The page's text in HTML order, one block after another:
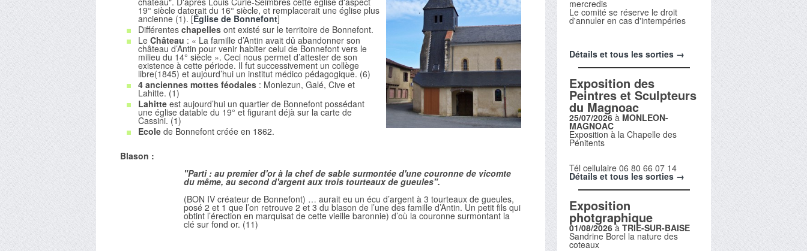
19° siècle daterait du 16° siècle, et remplacerait une église plus
ancienne (1). [Église de Bonnefont]
Différentes chapelles ont existé sur le territoire de Bonnefont.
Le Château : « La famille d’Antin avait dû abandonner son
château d’Antin pour venir habiter celui de Bonnefont vers le
milieu du 14° siècle ». Ceci nous permet d’attester de son
existence à cette période. Il fut successivement un collège
libre(1845) et aujourd’hui un institut médico pédagogique. (6)
4 anciennes mottes féodales : Monlezun, Galé, Cive et
Lahitte. (1)
Lahitte est aujourd’hui un quartier de Bonnefont possédant
une église datable du 19° et figurant déjà sur la carte de
Cassini. (1)
Ecole de Bonnefont créée en 1862.
Blason :
"Parti : au premier d'or à la chef de sable surmontée d'une couronne de vicomte
du même, au second d'argent aux trois tourteaux de gueules".
(BON IV créateur de Bonnefont) … aurait eu un écu d’argent à 3 tourteaux de gueules,
posé 2 et 1 que l’on retrouve 2 et 3 du blason de l’une des famille d’Antin. Un petit fils qui
obtint l’érection en marquisat de cette vieille baronnie) d’où la couronne surmontant la
clé sur fond or. (11)
mercredis
Le comité se réserve le droit
d'annuler en cas d'intempéries
Détails et tous les sorties →
Exposition des
Peintres et Sculpteurs
du Magnoac
25/07/2026 à MONLEON-
MAGNOAC
Exposition à la Chapelle des
Pénitents
Tél cellulaire 06 80 66 07 14
Détails et tous les sorties →
Exposition
photgraphique
01/08/2026à TRIE-SUR-BAISE
Sandrine Borel la nature des
coteaux